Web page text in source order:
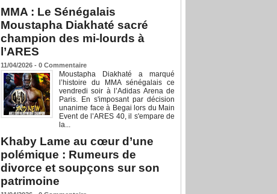
MMA : Le Sénégalais
Moustapha Diakhaté sacré
champion des mi-lourds à
l’ARES
11/04/2026 - 0 Commentaire
Moustapha Diakhaté a marqué
l’histoire du MMA sénégalais ce
vendredi soir à l’Adidas Arena de
Paris. En s'imposant par décision
unanime face à Begai lors du Main
Event de l’ARES 40, il s'empare de
la...
Khaby Lame au cœur d’une
polémique : Rumeurs de
divorce et soupçons sur son
patrimoine